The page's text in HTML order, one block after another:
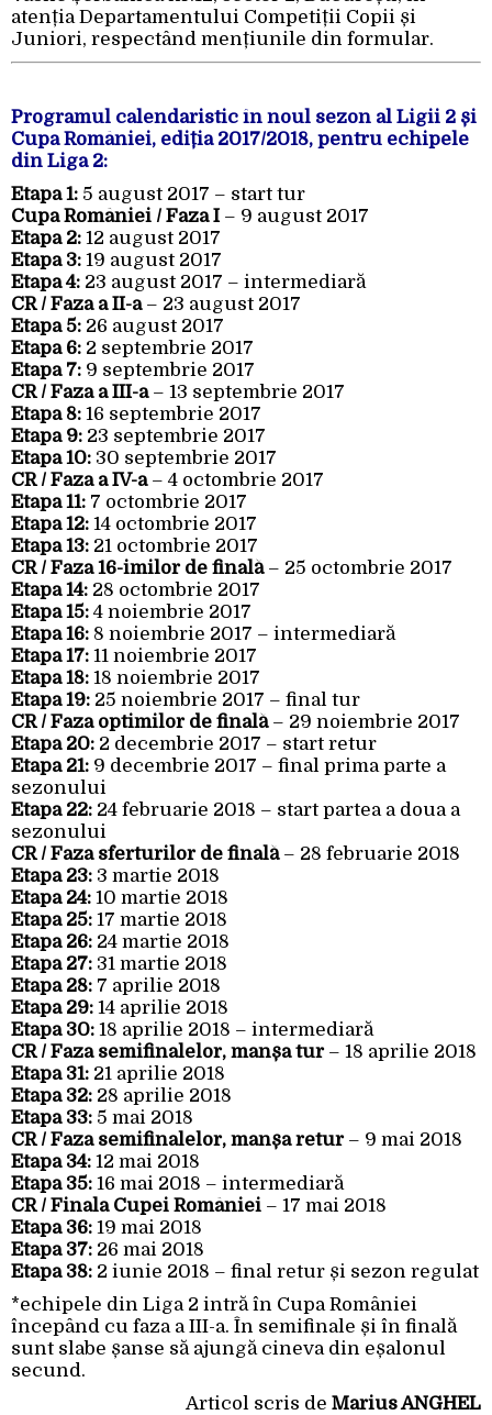
atenția Departamentului Competiții Copii și
Juniori, respectând mențiunile din formular.
Programul calendaristic în noul sezon al Ligii 2 și
Cupa României, ediția 2017/2018, pentru echipele
din Liga 2:
Etapa 1: 5 august 2017 – start tur
Cupa României / Faza I– 9 august 2017
Etapa 2: 12 august 2017
Etapa 3: 19 august 2017
Etapa 4: 23 august 2017 – intermediară
CR / Faza a II-a– 23 august 2017
Etapa 5: 26 august 2017
Etapa 6: 2 septembrie 2017
Etapa 7: 9 septembrie 2017
CR / Faza a III-a– 13 septembrie 2017
Etapa 8: 16 septembrie 2017
Etapa 9: 23 septembrie 2017
Etapa 10: 30 septembrie 2017
CR / Faza a IV-a– 4 octombrie 2017
Etapa 11: 7 octombrie 2017
Etapa 12: 14 octombrie 2017
Etapa 13: 21 octombrie 2017
CR / Faza 16-imilor de finală– 25 octombrie 2017
Etapa 14: 28 octombrie 2017
Etapa 15: 4 noiembrie 2017
Etapa 16: 8 noiembrie 2017 – intermediară
Etapa 17: 11 noiembrie 2017
Etapa 18: 18 noiembrie 2017
Etapa 19: 25 noiembrie 2017 – final tur
CR / Faza optimilor de finală– 29 noiembrie 2017
Etapa 20: 2 decembrie 2017 – start retur
Etapa 21: 9 decembrie 2017 – final prima parte a
sezonului
Etapa 22: 24 februarie 2018 – start partea a doua a
sezonului
CR / Faza sferturilor de finală– 28 februarie 2018
Etapa 23: 3 martie 2018
Etapa 24: 10 martie 2018
Etapa 25: 17 martie 2018
Etapa 26: 24 martie 2018
Etapa 27: 31 martie 2018
Etapa 28: 7 aprilie 2018
Etapa 29: 14 aprilie 2018
Etapa 30: 18 aprilie 2018 – intermediară
CR / Faza semifinalelor, manșa tur– 18 aprilie 2018
Etapa 31: 21 aprilie 2018
Etapa 32: 28 aprilie 2018
Etapa 33: 5 mai 2018
CR / Faza semifinalelor, manșa retur– 9 mai 2018
Etapa 34: 12 mai 2018
Etapa 35: 16 mai 2018 – intermediară
CR / Finala Cupei României – 17 mai 2018
Etapa 36: 19 mai 2018
Etapa 37: 26 mai 2018
Etapa 38: 2 iunie 2018 – final retur și sezon regulat
*echipele din Liga 2 intră în Cupa României
începând cu faza a III-a. În semifinale și în finală
sunt slabe șanse să ajungă cineva din eșalonul
secund.
Articol scris de Marius ANGHEL